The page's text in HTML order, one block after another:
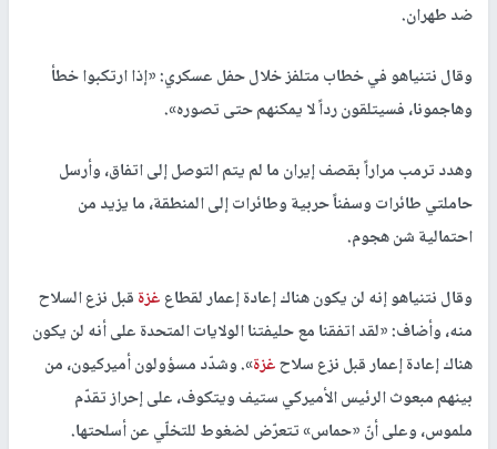
ضد طهران.
وقال نتنياهو في خطاب متلفز خلال حفل عسكري: «إذا ارتكبوا خطأ
وهاجمونا، فسيتلقون رداً لا يمكنهم حتى تصوره».
وهدد ترمب مراراً بقصف إيران ما لم يتم التوصل إلى اتفاق، وأرسل
حاملتي طائرات وسفناً حربية وطائرات إلى المنطقة، ما يزيد من
احتمالية شن هجوم.
وقال نتنياهو إنه لن يكون هناك إعادة إعمار لقطاعغزةقبل نزع السلاح
منه، وأضاف: «لقد اتفقنا مع حليفتنا الولايات المتحدة على أنه لن يكون
هناك إعادة إعمار قبل نزع سلاحغزة». وشدّد مسؤولون أميركيون، من
بينهم مبعوث الرئيس الأميركي ستيف ويتكوف، على إحراز تقدّم
ملموس، وعلى أنّ «حماس» تتعرّض لضغوط للتخلّي عن أسلحتها.